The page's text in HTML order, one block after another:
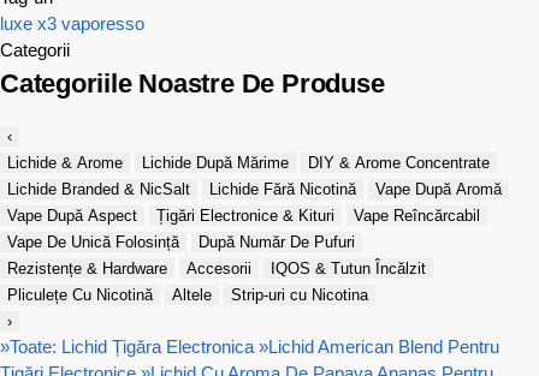
luxe x3 vaporesso
Categorii
Categoriile Noastre De Produse
‹
Lichide & Arome
Lichide După Mărime
DIY & Arome Concentrate
Lichide Branded & NicSalt
Lichide Fără Nicotină
Vape După Aromă
Vape După Aspect
Țigări Electronice & Kituri
Vape Reîncărcabil
Vape De Unică Folosință
După Număr De Pufuri
Rezistențe & Hardware
Accesorii
IQOS & Tutun Încălzit
Pliculețe Cu Nicotină
Altele
Strip-uri cu Nicotina
›
»Toate: Lichid Țigăra Electronica »Lichid American Blend Pentru